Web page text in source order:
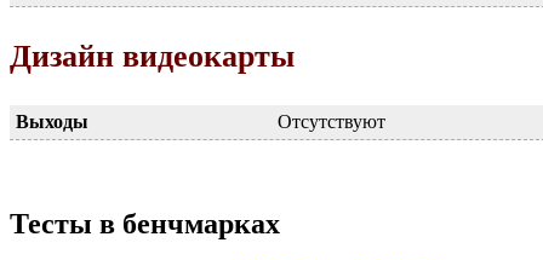
Дизайн видеокарты
Выходы Отсутствуют
Тесты в бенчмарках